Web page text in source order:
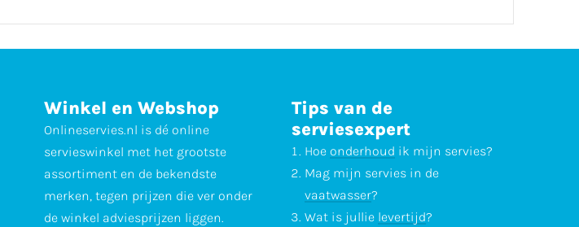
Winkel en Webshop
Onlineservies.nl is dé online
servieswinkel met het grootste
assortiment en de bekendste
merken, tegen prijzen die ver onder
de winkel adviesprijzen liggen.
Tips van de
serviesexpert
Hoe onderhoud ik mijn servies?
Mag mijn servies in de
vaatwasser?
Wat is jullie levertijd?